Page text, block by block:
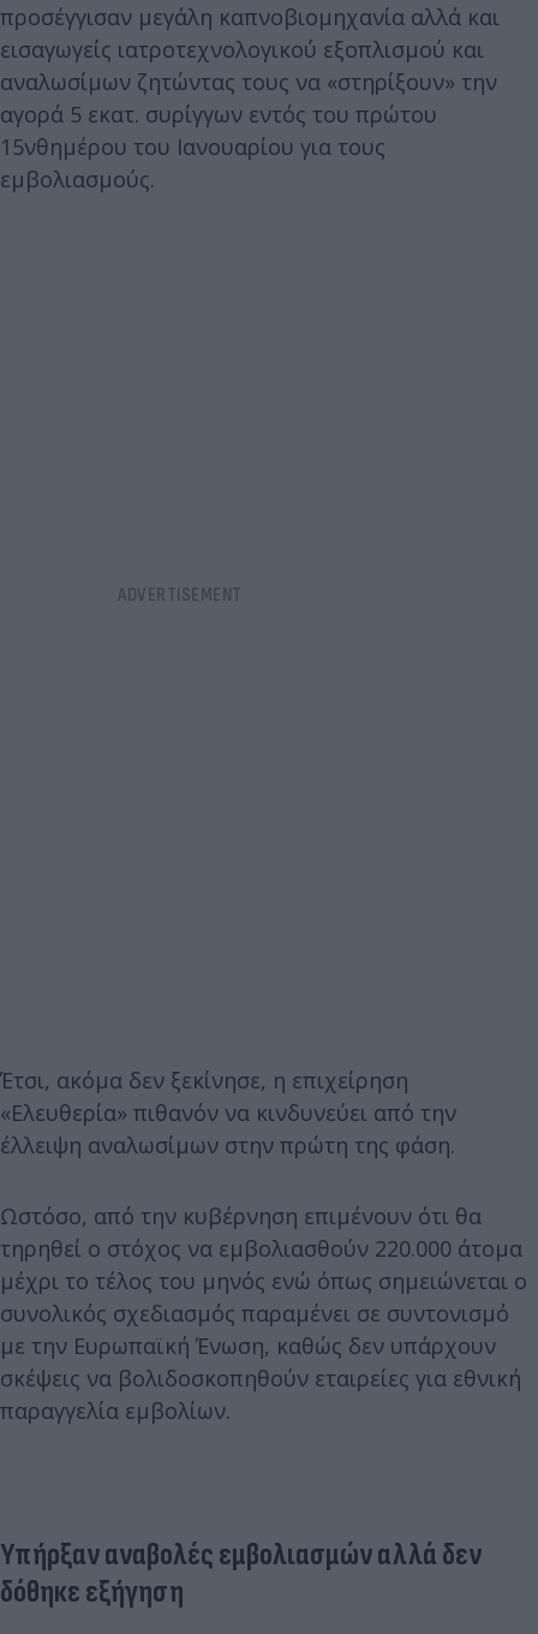
προσέγγισαν μεγάλη καπνοβιομηχανία αλλά και
εισαγωγείς ιατροτεχνολογικού εξοπλισμού και
αναλωσίμων ζητώντας τους να «στηρίξουν» την
αγορά 5 εκατ. συρίγγων εντός του πρώτου
15νθημέρου του Ιανουαρίου για τους
εμβολιασμούς.
Έτσι, ακόμα δεν ξεκίνησε, η επιχείρηση
«Ελευθερία» πιθανόν να κινδυνεύει από την
έλλειψη αναλωσίμων στην πρώτη της φάση.
Ωστόσο, από την κυβέρνηση επιμένουν ότι θα
τηρηθεί ο στόχος να εμβολιασθούν 220.000 άτομα
μέχρι το τέλος του μηνός ενώ όπως σημειώνεται ο
συνολικός σχεδιασμός παραμένει σε συντονισμό
με την Ευρωπαϊκή Ένωση, καθώς δεν υπάρχουν
σκέψεις να βολιδοσκοπηθούν εταιρείες για εθνική
παραγγελία εμβολίων.
Υπήρξαν αναβολές εμβολιασμών αλλά δεν
δόθηκε εξήγηση